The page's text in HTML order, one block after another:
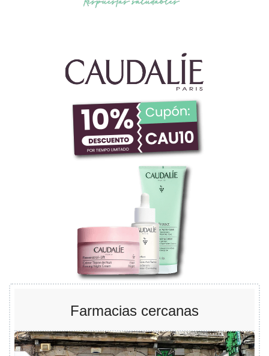
Farmacias cercanas